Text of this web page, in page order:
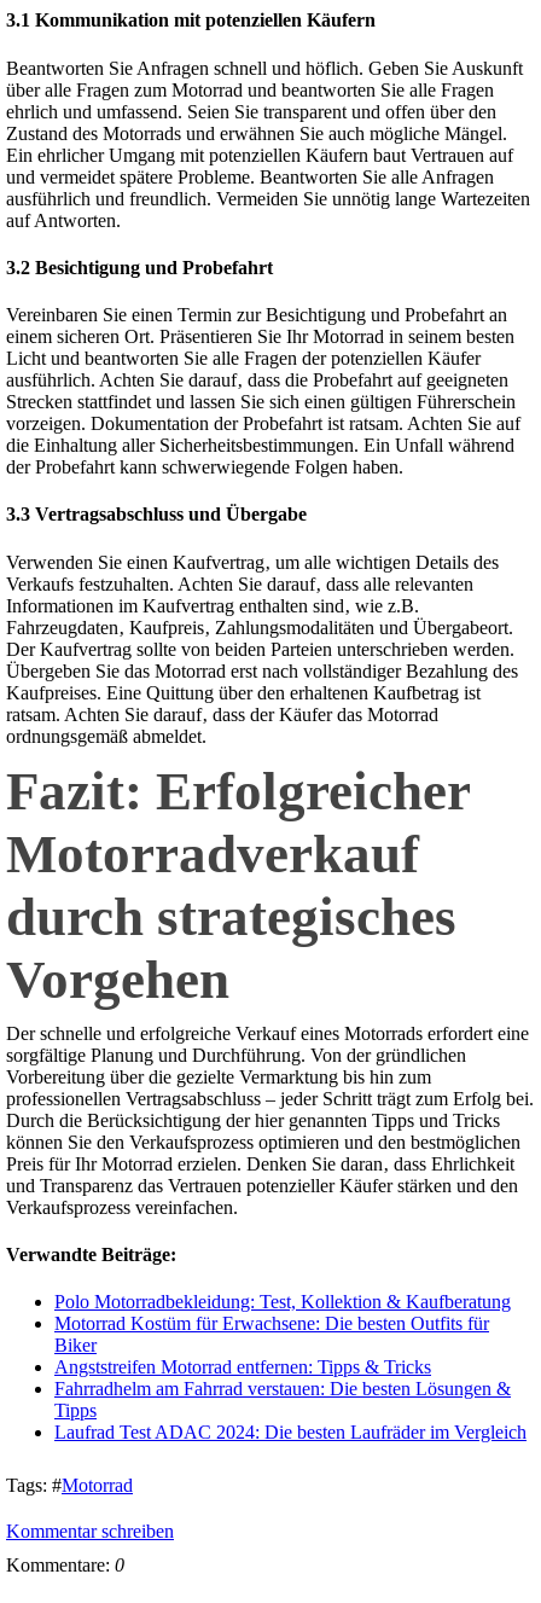
3.1 Kommunikation mit potenziellen Käufern
Beantworten Sie Anfragen schnell und höflich. Geben Sie Auskunft
über alle Fragen zum Motorrad und beantworten Sie alle Fragen
ehrlich und umfassend. Seien Sie transparent und offen über den
Zustand des Motorrads und erwähnen Sie auch mögliche Mängel.
Ein ehrlicher Umgang mit potenziellen Käufern baut Vertrauen auf
und vermeidet spätere Probleme. Beantworten Sie alle Anfragen
ausführlich und freundlich. Vermeiden Sie unnötig lange Wartezeiten
auf Antworten.
3.2 Besichtigung und Probefahrt
Vereinbaren Sie einen Termin zur Besichtigung und Probefahrt an
einem sicheren Ort. Präsentieren Sie Ihr Motorrad in seinem besten
Licht und beantworten Sie alle Fragen der potenziellen Käufer
ausführlich. Achten Sie darauf‚ dass die Probefahrt auf geeigneten
Strecken stattfindet und lassen Sie sich einen gültigen Führerschein
vorzeigen. Dokumentation der Probefahrt ist ratsam. Achten Sie auf
die Einhaltung aller Sicherheitsbestimmungen. Ein Unfall während
der Probefahrt kann schwerwiegende Folgen haben.
3.3 Vertragsabschluss und Übergabe
Verwenden Sie einen Kaufvertrag‚ um alle wichtigen Details des
Verkaufs festzuhalten. Achten Sie darauf‚ dass alle relevanten
Informationen im Kaufvertrag enthalten sind‚ wie z.B.
Fahrzeugdaten‚ Kaufpreis‚ Zahlungsmodalitäten und Übergabeort.
Der Kaufvertrag sollte von beiden Parteien unterschrieben werden.
Übergeben Sie das Motorrad erst nach vollständiger Bezahlung des
Kaufpreises. Eine Quittung über den erhaltenen Kaufbetrag ist
ratsam. Achten Sie darauf‚ dass der Käufer das Motorrad
ordnungsgemäß abmeldet.
Fazit: Erfolgreicher
Motorradverkauf
durch strategisches
Vorgehen
Der schnelle und erfolgreiche Verkauf eines Motorrads erfordert eine
sorgfältige Planung und Durchführung. Von der gründlichen
Vorbereitung über die gezielte Vermarktung bis hin zum
professionellen Vertragsabschluss – jeder Schritt trägt zum Erfolg bei.
Durch die Berücksichtigung der hier genannten Tipps und Tricks
können Sie den Verkaufsprozess optimieren und den bestmöglichen
Preis für Ihr Motorrad erzielen. Denken Sie daran‚ dass Ehrlichkeit
und Transparenz das Vertrauen potenzieller Käufer stärken und den
Verkaufsprozess vereinfachen.
Verwandte Beiträge:
Polo Motorradbekleidung: Test, Kollektion & Kaufberatung
Motorrad Kostüm für Erwachsene: Die besten Outfits für
Biker
Angststreifen Motorrad entfernen: Tipps & Tricks
Fahrradhelm am Fahrrad verstauen: Die besten Lösungen &
Tipps
Laufrad Test ADAC 2024: Die besten Laufräder im Vergleich
Tags: #Motorrad
Kommentar schreiben
Kommentare: 0